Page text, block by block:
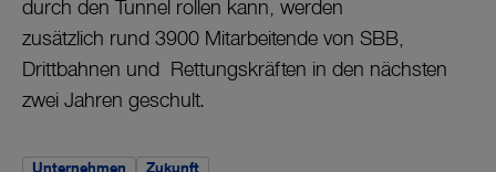
durch den Tunnel rollen kann, werden
zusätzlich rund 3900 Mitarbeitende von SBB,
Drittbahnen und Rettungskräften in den nächsten
zwei Jahren geschult.